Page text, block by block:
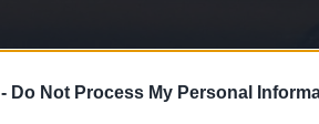
Do Not Process My Personal
Καιρός